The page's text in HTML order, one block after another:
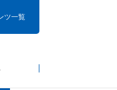
ツ一覧